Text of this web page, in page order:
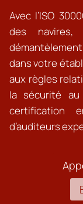
Avec l’ISO
des
dans votre
aux règles
la sécurité au
certification
d’auditeurs